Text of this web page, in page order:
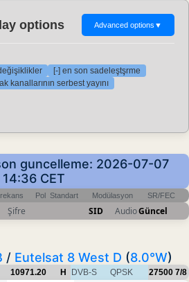
options Advanced options ▼
[-] en son sadeleştşrme
kanallarının serbest yayını
guncelleme: 2026-07-07
14:36 CET
Pol Standart Modülasyon SR/FEC
Şifre SID AudioGüncel
/ Eutelsat 8 West D (8.0°W)
10971.20 H DVB-S QPSK 27500 7/8